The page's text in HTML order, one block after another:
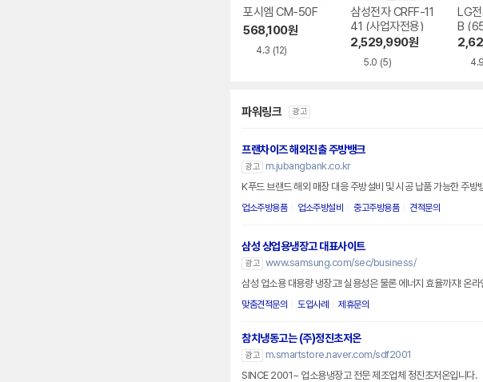
포시엠 CM-50F
568,100원
4.3 (12)
삼성전자 CRFF-11
41 (사업자전용)
2,529,990원
5.0 (5)
LG
B
4.9
파워링크 광고
프랜차이즈 해외진출 주방뱅크
광고
m.jubangbank.co.kr
K푸드 브랜드 해외 매장 대응 주방설비 및 시공 납품 가능한 주방
업소주방용품 업소주방설비 중고주방용품 견적문의
삼성 상업용냉장고 대표사이트
광고 www.samsung.com/sec/business/
삼성 업소용 대용량 냉장고! 실용성은 물론 에너지 효율까지! 온라
맞춤견적문의 도입사례 제휴문의
참치냉동고는 (주)정진초저온
광고
m.smartstore.naver.com/sdf2001
SINCE 2001~ 업소용냉장고 전문 제조업체 정진초저온입니다.